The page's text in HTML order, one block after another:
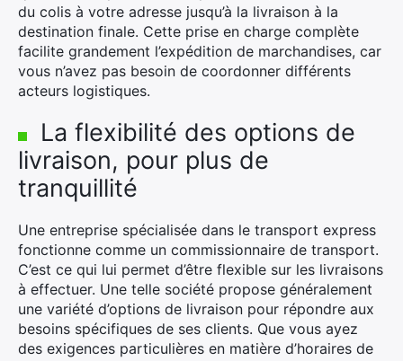
du colis à votre adresse jusqu’à la livraison à la
destination finale. Cette prise en charge complète
facilite grandement l’expédition de marchandises, car
vous n’avez pas besoin de coordonner différents
acteurs logistiques.
La flexibilité des options de
livraison, pour plus de
tranquillité
Une entreprise spécialisée dans le transport express
fonctionne comme un commissionnaire de transport.
C’est ce qui lui permet d’être flexible sur les livraisons
à effectuer. Une telle société propose généralement
une variété d’options de livraison pour répondre aux
besoins spécifiques de ses clients. Que vous ayez
des exigences particulières en matière d’horaires de